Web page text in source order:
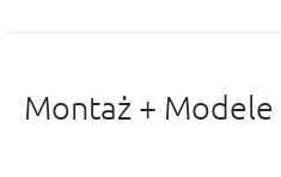
Montaż + Modele